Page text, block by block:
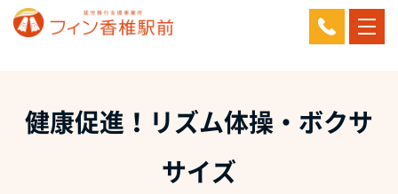
健康促進！リズム体操・ボクサ
サイズ